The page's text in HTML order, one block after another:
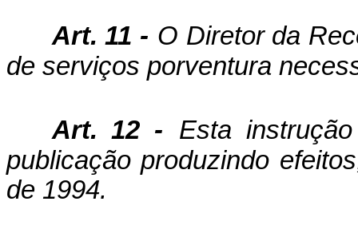
Art. 11 - O Diretor da
de serviços porventura
Art. 12 -
Esta
publicação produzindo
de 1994.